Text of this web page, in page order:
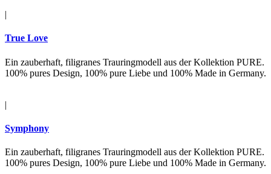
|
True Love
Ein zauberhaft, filigranes Trauringmodell aus der Kollektion PURE.
100% pures Design, 100% pure Liebe und 100% Made in Germany.
|
Symphony
Ein zauberhaft, filigranes Trauringmodell aus der Kollektion PURE.
100% pures Design, 100% pure Liebe und 100% Made in Germany.